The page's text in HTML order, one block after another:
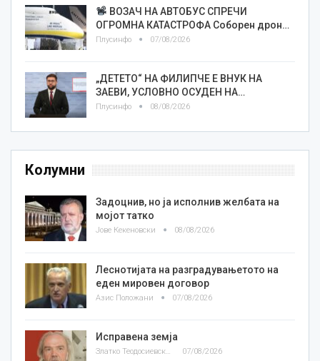
ВОЗАЧ НА АВТОБУС СПРЕЧИ
ОГРОМНА КАТАСТРОФА Соборен дрон…
Плусинфо 07/08/2026
„ДЕТЕТО“ НА ФИЛИПЧЕ Е ВНУК НА
ЗАЕВИ, УСЛОВНО ОСУДЕН НА…
Плусинфо 08/08/2026
Колумни
Задоцнив, но ја исполнив желбата на
мојот татко
Јове Кекеновски 08/08/2026
Леснотијата на разградувањетото на
еден мировен договор
Азис Положани 07/08/2026
Исправена земја
Златко Теодосиевски 07/08/2026